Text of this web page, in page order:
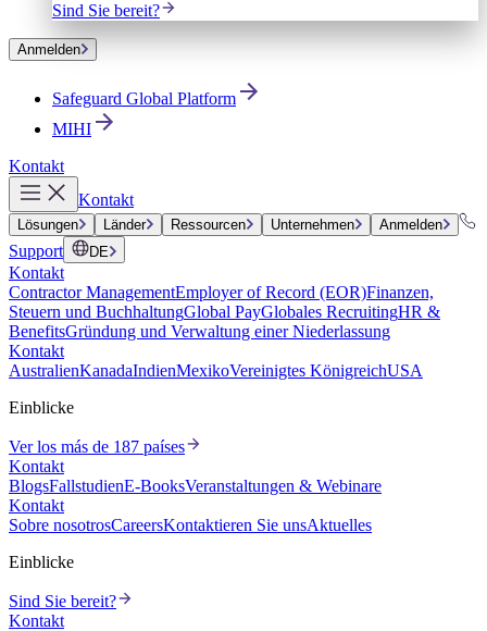
Sind Sie bereit?
Anmelden
Safeguard Global Platform
MIHI
Kontakt
Kontakt
Lösungen Länder Ressourcen Unternehmen Anmelden
Support DE
Kontakt
Contractor ManagementEmployer of Record (EOR)Finanzen,
Steuern und BuchhaltungGlobal PayGlobales RecruitingHR &
BenefitsGründung und Verwaltung einer Niederlassung
Kontakt
AustralienKanadaIndienMexikoVereinigtes KönigreichUSA
Einblicke
Ver los más de 187 países
Kontakt
BlogsFallstudienE-BooksVeranstaltungen & Webinare
Kontakt
Sobre nosotrosCareersKontaktieren Sie unsAktuelles
Einblicke
Sind Sie bereit?
Kontakt